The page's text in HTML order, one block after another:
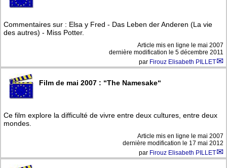
Commentaires sur : Elsa y Fred - Das Leben der Anderen (La vie
des autres) - Miss Potter.
Article mis en ligne le mai 2007
dernière modification le 5 décembre 2011
par Firouz Elisabeth PILLET
Film de mai 2007 : “The Namesake“
Ce film explore la difficulté de vivre entre deux cultures, entre deux
mondes.
Article mis en ligne le mai 2007
dernière modification le 17 mai 2012
par Firouz Elisabeth PILLET